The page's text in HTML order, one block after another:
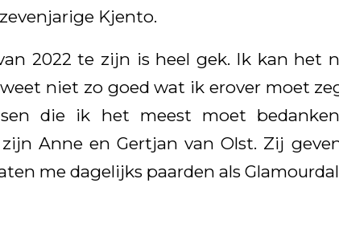
Kjento.
2022 te zijn is heel gek. Ik kan het
niet zo goed wat ik erover moet
die ik het meest moet
Anne en Gertjan van Olst. Zij
me dagelijks paarden als